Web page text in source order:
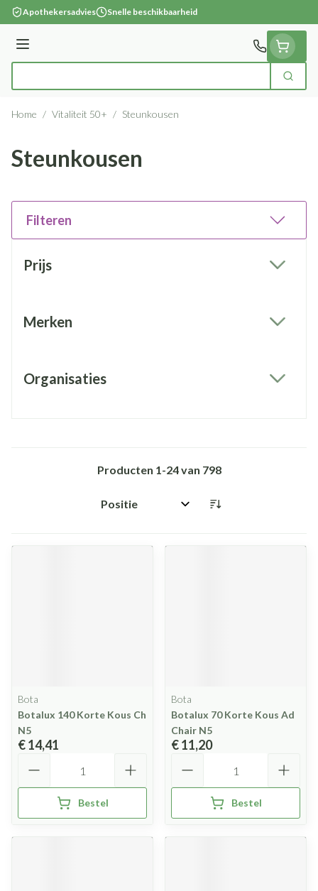
Ga naar de inhoud
Apothekersadvies Snelle beschikbaarheid
Menu
Zoek
Home / Vitaliteit 50+ / Steunkousen
Steunkousen
Filteren
Prijs
Merken
Organisaties
Producten 1-24van 798
Sorteer op:
Bota
Botalux 140 Korte Kous Ch
N5
€ 14,41
Bestel
Bota
Botalux 70 Korte Kous Ad
Chair N5
€ 11,20
Bestel